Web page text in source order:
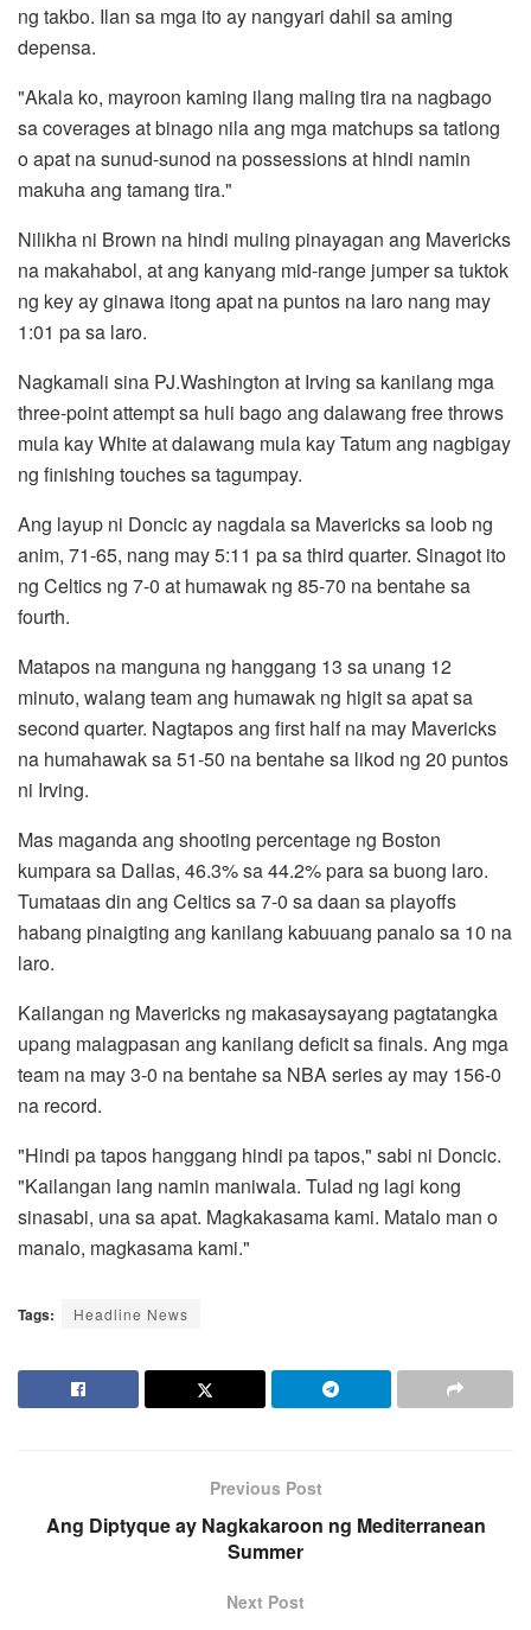
ng takbo. Ilan sa mga ito ay nangyari dahil sa aming
depensa.
"Akala ko, mayroon kaming ilang maling tira na nagbago
sa coverages at binago nila ang mga matchups sa tatlong
o apat na sunud-sunod na possessions at hindi namin
makuha ang tamang tira."
Nilikha ni Brown na hindi muling pinayagan ang Mavericks
na makahabol, at ang kanyang mid-range jumper sa tuktok
ng key ay ginawa itong apat na puntos na laro nang may
1:01 pa sa laro.
Nagkamali sina PJ.Washington at Irving sa kanilang mga
three-point attempt sa huli bago ang dalawang free throws
mula kay White at dalawang mula kay Tatum ang nagbigay
ng finishing touches sa tagumpay.
Ang layup ni Doncic ay nagdala sa Mavericks sa loob ng
anim, 71-65, nang may 5:11 pa sa third quarter. Sinagot ito
ng Celtics ng 7-0 at humawak ng 85-70 na bentahe sa
fourth.
Matapos na manguna ng hanggang 13 sa unang 12
minuto, walang team ang humawak ng higit sa apat sa
second quarter. Nagtapos ang first half na may Mavericks
na humahawak sa 51-50 na bentahe sa likod ng 20 puntos
ni Irving.
Mas maganda ang shooting percentage ng Boston
kumpara sa Dallas, 46.3% sa 44.2% para sa buong laro.
Tumataas din ang Celtics sa 7-0 sa daan sa playoffs
habang pinaigting ang kanilang kabuuang panalo sa 10 na
laro.
Kailangan ng Mavericks ng makasaysayang pagtatangka
upang malagpasan ang kanilang deficit sa finals. Ang mga
team na may 3-0 na bentahe sa NBA series ay may 156-0
na record.
"Hindi pa tapos hanggang hindi pa tapos," sabi ni Doncic.
"Kailangan lang namin maniwala. Tulad ng lagi kong
sinasabi, una sa apat. Magkakasama kami. Matalo man o
manalo, magkasama kami."
Tags: Headline News
Previous Post
Ang Diptyque ay Nagkakaroon ng Mediterranean
Summer
Next Post